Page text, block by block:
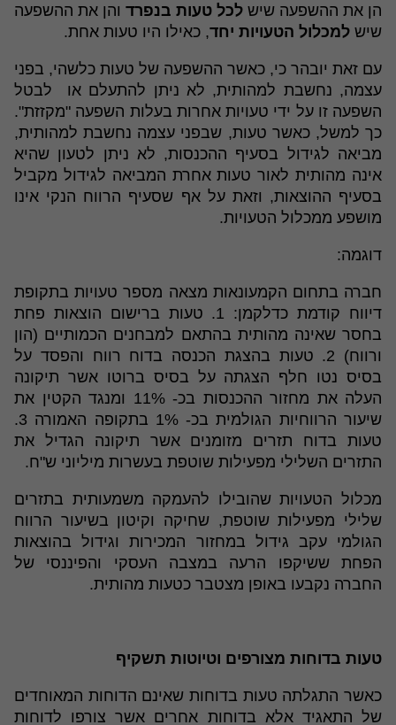
הן את ההשפעה שיש לכל טעות בנפרד והן את ההשפעה
שיש למכלול הטעויות יחד, כאילו היו טעות אחת.
עם זאת יובהר כי, כאשר ההשפעה של טעות כלשהי, בפני
עצמה, נחשבת למהותית, לא ניתן להתעלם או לבטל
השפעה זו על ידי טעויות אחרות בעלות השפעה "מקזזת".
כך למשל, כאשר טעות, שבפני עצמה נחשבת למהותית,
מביאה לגידול בסעיף ההכנסות, לא ניתן לטעון שהיא
אינה מהותית לאור טעות אחרת המביאה לגידול מקביל
בסעיף ההוצאות, וזאת על אף שסעיף הרווח הנקי אינו
מושפע ממכלול הטעויות.
דוגמה:
חברה בתחום הקמעונאות מצאה מספר טעויות בתקופת
דיווח קודמת כדלקמן: 1. טעות ברישום הוצאות פחת
בחסר שאינה מהותית בהתאם למבחנים הכמותיים (הון
ורווח) 2. טעות בהצגת הכנסה בדוח רווח והפסד על
בסיס נטו חלף הצגתה על בסיס ברוטו אשר תיקונה
העלה את מחזור ההכנסות בכ- 11% ומנגד הקטין את
שיעור הרווחיות הגולמית בכ- 1% בתקופה האמורה 3.
טעות בדוח תזרים מזומנים אשר תיקונה הגדיל את
התזרים השלילי מפעילות שוטפת בעשרות מיליוני ש"ח.
מכלול הטעויות שהובילו להעמקה משמעותית בתזרים
שלילי מפעילות שוטפת, שחיקה וקיטון בשיעור הרווח
הגולמי עקב גידול במחזור המכירות וגידול בהוצאות
הפחת ששיקפו הרעה במצבה העסקי והפיננסי של
החברה נקבעו באופן מצטבר כטעות מהותית.
טעות בדוחות מצורפים וטיוטות תשקיף
כאשר התגלתה טעות בדוחות שאינם הדוחות המאוחדים
של התאגיד אלא בדוחות אחרים אשר צורפו לדוחות